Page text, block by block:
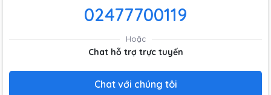
02477700119
Hoặc
Chat hỗ trợ trực tuyến
Chat với chúng tôi